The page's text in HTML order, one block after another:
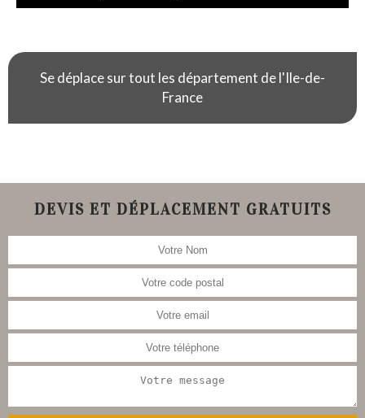
Se déplace sur tout les département de l'Ile-de-
France
DEVIS ET DÉPLACEMENT GRATUITS